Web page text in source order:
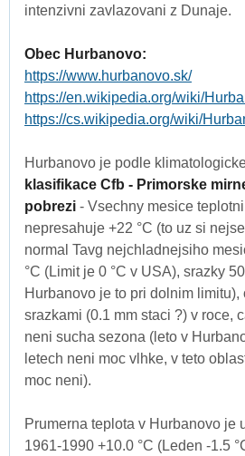
intenzivni zavlazovani z Dunaje.
Obec Hurbanovo:
https://www.hurbanovo.sk/
https://en.wikipedia.org/wiki/
https://cs.wikipedia.org/wiki/
Hurbanovo je podle
klasifikace Cfb - Primorske
pobrezi - Vsechny mesice
nepresahuje +22 °C (to uz si
normal Tavg nejchladnejsiho
°C (Limit je 0 °C v USA), srazky
Hurbanovo je to pri dolnim
srazkami (0.1 mm staci ?) v roce,
neni sucha sezona (leto v
letech neni moc vlhke, v teto
moc neni).
Prumerna teplota v Hurbanovo je
1961-1990 +10.0 °C (Leden -1.5